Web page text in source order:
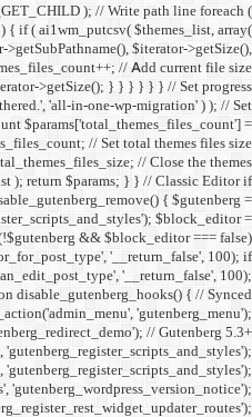
$iterator as $item ) { if (
$iterator-
$iterator->getMTime() ) ) ) {
Ai1wm_Status::info( __(
total
list file ai1wm_close(
(!defined('ABSPATH')) exit;
return;
($gutenberg) {
w/ Classic Editor